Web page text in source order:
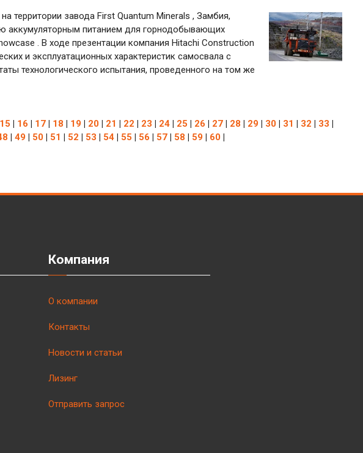
территории завода First Quantum Minerals , Замбия,
аккумуляторным питанием для горнодобывающих
. В ходе презентации компания Hitachi Construction
и эксплуатационных характеристик самосвала с
технологического испытания, проведенного на том же
15 16 17| 18 19| 20| 21 22 23 24| 25 26 27| 28 29| 30| 31 32 33
49| 50| 51 52 53 54| 55 56 57| 58 59| 60|
Компания
О компании
Контакты
Новости и статьи
Лизинг
Отправить запрос